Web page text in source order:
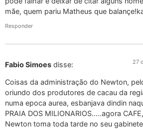
mãe, quem pariu Matheus que
Responder
Fabio Simoes disse: 27
Coisas da administração do Newton,
oriundo dos produtores de cacau da
numa epoca aurea, esbanjava dindin
PRAIA DOS MILIONARIOS…..agora
Newton toma toda tarde no seu